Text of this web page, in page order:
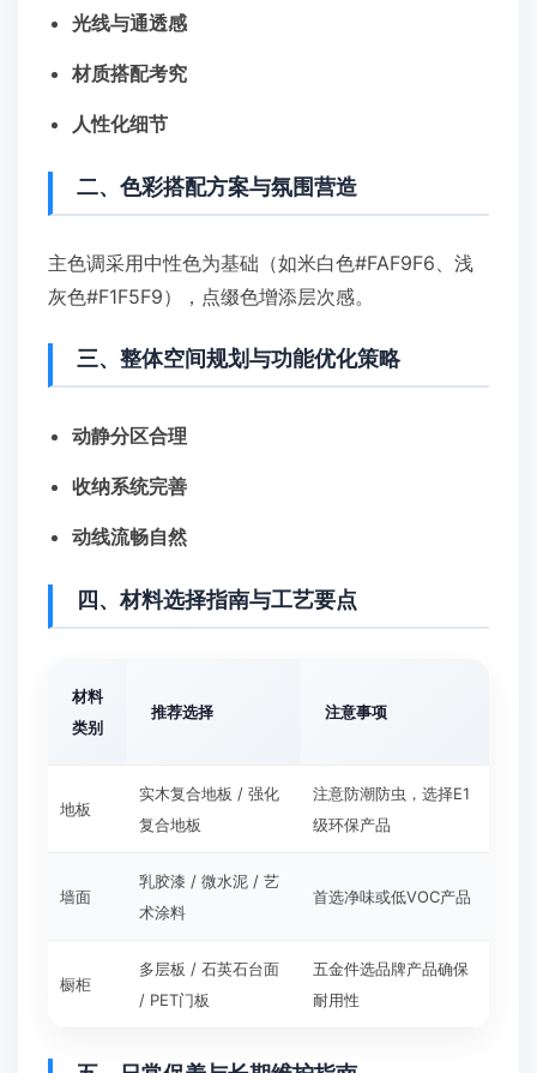
光线与通透感
材质搭配考究
人性化细节
二、色彩搭配方案与氛围营造
主色调采用中性色为基础（如米白色#FAF9F6、浅
灰色#F1F5F9），点缀色增添层次感。
三、整体空间规划与功能优化策略
动静分区合理
收纳系统完善
动线流畅自然
四、材料选择指南与工艺要点
材料
类别
推荐选择 注意事项
地板
实木复合地板 / 强化
复合地板
注意防潮防虫，选择E1
级环保产品
墙面
乳胶漆 / 微水泥 / 艺
术涂料
首选净味或低VOC产品
橱柜
多层板 / 石英石台面
/ PET门板
五金件选品牌产品确保
耐用性